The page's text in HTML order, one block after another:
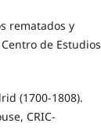
rematados y
de Estudios
(1700-1808).
CRIC-